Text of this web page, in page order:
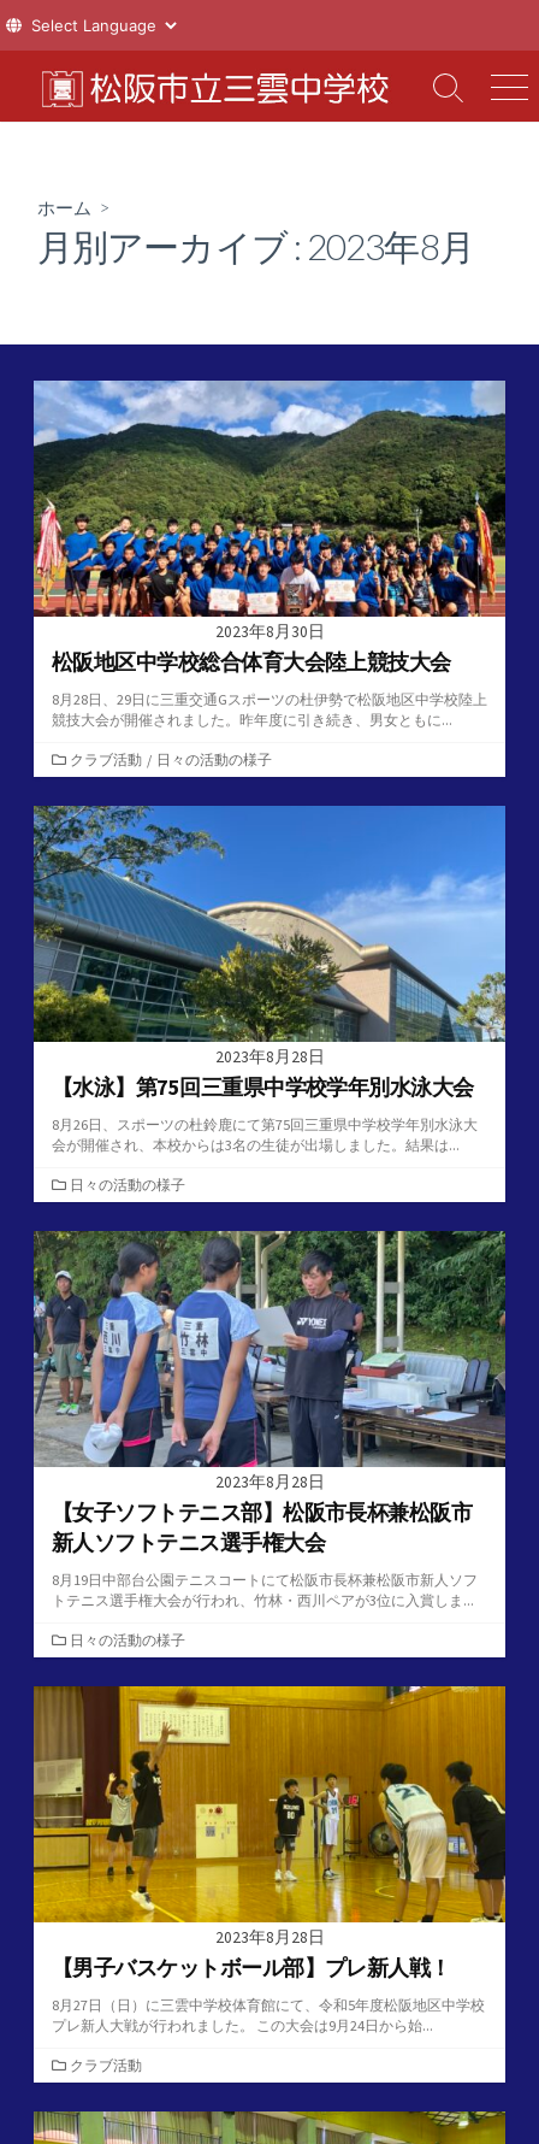
テ
検
索
メ
ニ
ホーム >
月別アーカイブ : 2023年8月
2023年8月30日
松阪地区中学校総合体育大会陸上競技大会
8月28日、29日に三重交通Gスポーツの杜伊勢で松阪地区中学校陸上
競技大会が開催されました。昨年度に引き続き、男女ともに...
カ
テ
ゴ
リ
ー
クラブ活動 / 日々の活動の様子
2023年8月28日
【水泳】第75回三重県中学校学年別水泳大会
8月26日、スポーツの杜鈴鹿にて第75回三重県中学校学年別水泳大
会が開催され、本校からは3名の生徒が出場しました。結果は...
カ
テ
ゴ
リ
ー
日々の活動の様子
2023年8月28日
【女子ソフトテニス部】松阪市長杯兼松阪市
新人ソフトテニス選手権大会
8月19日中部台公園テニスコートにて松阪市長杯兼松阪市新人ソフ
トテニス選手権大会が行われ、竹林・西川ペアが3位に入賞しま...
カ
テ
ゴ
日々の活動の様子
2023年8月28日
【男子バスケットボール部】プレ新人戦！
8月27日（日）に三雲中学校体育館にて、令和5年度松阪地区中学校
プレ新人大戦が行われました。 この大会は9月24日から始...
カ
テ
ゴ
リ
クラブ活動